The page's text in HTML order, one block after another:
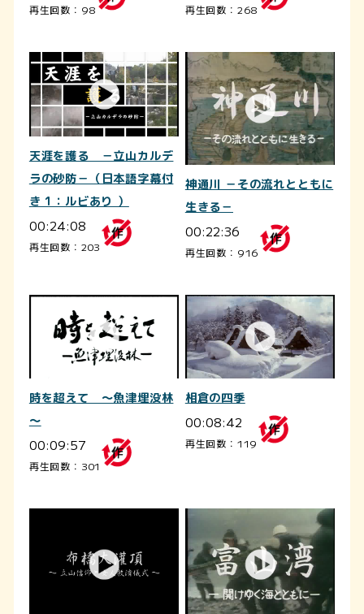
再生回数：98 再生回数：268
天涯を護る －立山カルデ
ラの砂防－（日本語字幕付
き 1：ルビあり ）
00:24:08
再生回数：203
神通川 －その流れとともに
生きる－
00:22:36
再生回数：916
時を超えて ～魚津埋没林
～
00:09:57
再生回数：301
相倉の四季
00:08:42
再生回数：119